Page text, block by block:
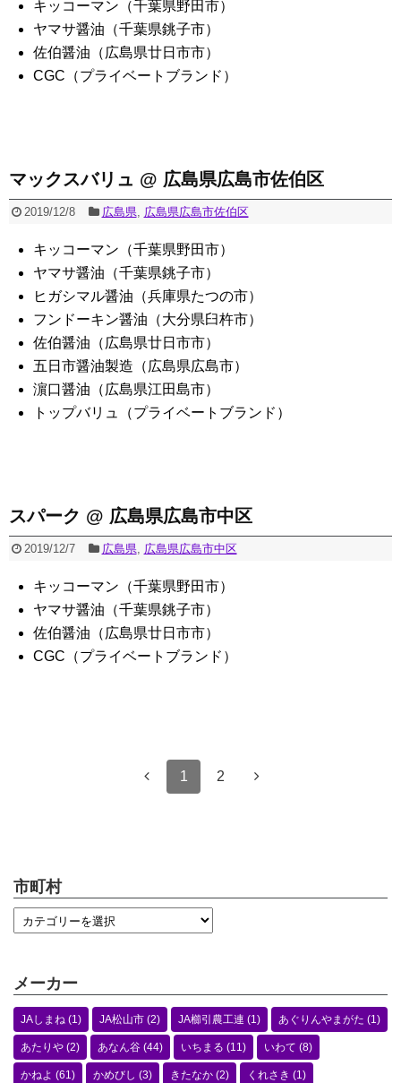
キッコーマン（千葉県野田市）
ヤマサ醤油（千葉県銚子市）
佐伯醤油（広島県廿日市市）
CGC（プライベートブランド）
マックスバリュ @ 広島県広島市佐伯区
2019/12/8 広島県, 広島県広島市佐伯区
キッコーマン（千葉県野田市）
ヤマサ醤油（千葉県銚子市）
ヒガシマル醤油（兵庫県たつの市）
フンドーキン醤油（大分県臼杵市）
佐伯醤油（広島県廿日市市）
五日市醤油製造（広島県広島市）
濵口醤油（広島県江田島市）
トップバリュ（プライベートブランド）
スパーク @ 広島県広島市中区
2019/12/7 広島県, 広島県広島市中区
キッコーマン（千葉県野田市）
ヤマサ醤油（千葉県銚子市）
佐伯醤油（広島県廿日市市）
CGC（プライベートブランド）
1 2
市町村
メーカー
JAしまね (1) JA松山市 (2) JA櫛引農工連 (1) あぐりんやまがた (1)
あたりや (2) あなん谷 (44) いちまる (11) いわて (8)
かねよ (61) かめびし (3) きたなか (2) くれさき (1)